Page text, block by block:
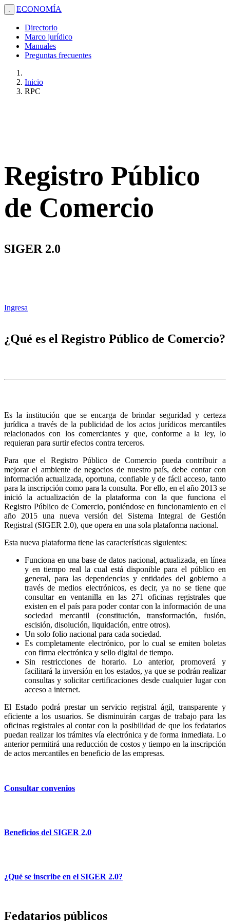
. ECONOMÍA
Directorio
Marco jurídico
Manuales
Preguntas frecuentes
Inicio
RPC
Registro Público
de Comercio
SIGER 2.0
Ingresa
¿Qué es el Registro Público de Comercio?
Es la institución que se encarga de brindar seguridad y certeza
jurídica a través de la publicidad de los actos jurídicos mercantiles
relacionados con los comerciantes y que, conforme a la ley, lo
requieran para surtir efectos contra terceros.
Para que el Registro Público de Comercio pueda contribuir a
mejorar el ambiente de negocios de nuestro país, debe contar con
información actualizada, oportuna, confiable y de fácil acceso, tanto
para la inscripción como para la consulta. Por ello, en el año 2013 se
inició la actualización de la plataforma con la que funciona el
Registro Público de Comercio, poniéndose en funcionamiento en el
año 2015 una nueva versión del Sistema Integral de Gestión
Registral (SIGER 2.0), que opera en una sola plataforma nacional.
Esta nueva plataforma tiene las características siguientes:
Funciona en una base de datos nacional, actualizada, en línea
y en tiempo real la cual está disponible para el público en
general, para las dependencias y entidades del gobierno a
través de medios electrónicos, es decir, ya no se tiene que
consultar en ventanilla en las 271 oficinas registrales que
existen en el país para poder contar con la información de una
sociedad mercantil (constitución, transformación, fusión,
escisión, disolución, liquidación, entre otros).
Un solo folio nacional para cada sociedad.
Es completamente electrónico, por lo cual se emiten boletas
con firma electrónica y sello digital de tiempo.
Sin restricciones de horario. Lo anterior, promoverá y
facilitará la inversión en los estados, ya que se podrán realizar
consultas y solicitar certificaciones desde cualquier lugar con
acceso a internet.
El Estado podrá prestar un servicio registral ágil, transparente y
eficiente a los usuarios. Se disminuirán cargas de trabajo para las
oficinas registrales al contar con la posibilidad de que los fedatarios
puedan realizar los trámites vía electrónica y de forma inmediata. Lo
anterior permitirá una reducción de costos y tiempo en la inscripción
de actos mercantiles en beneficio de las empresas.
Consultar convenios
Beneficios del SIGER 2.0
¿Qué se inscribe en el SIGER 2.0?
Fedatarios públicos